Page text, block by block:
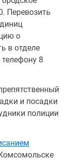
Перевозить
о
в отделе
8
и посадки
полиции